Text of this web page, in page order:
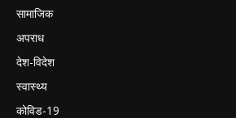
सामाजिक
अपराध
देश-विदेश
स्वास्थ्य
कोविड-19